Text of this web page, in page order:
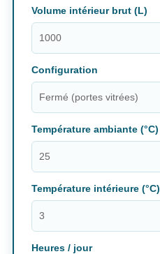
Volume intérieur brut (L)
Configuration
Température ambiante (°C)
Température intérieure (°C)
Heures / jour